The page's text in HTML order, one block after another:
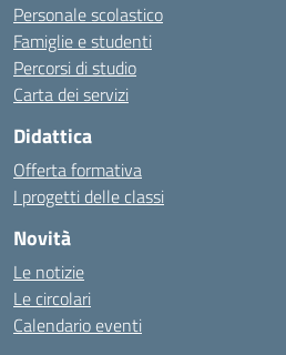
Personale scolastico
Famiglie e studenti
Percorsi di studio
Carta dei servizi
Didattica
Offerta formativa
I progetti delle classi
Novità
Le notizie
Le circolari
Calendario eventi